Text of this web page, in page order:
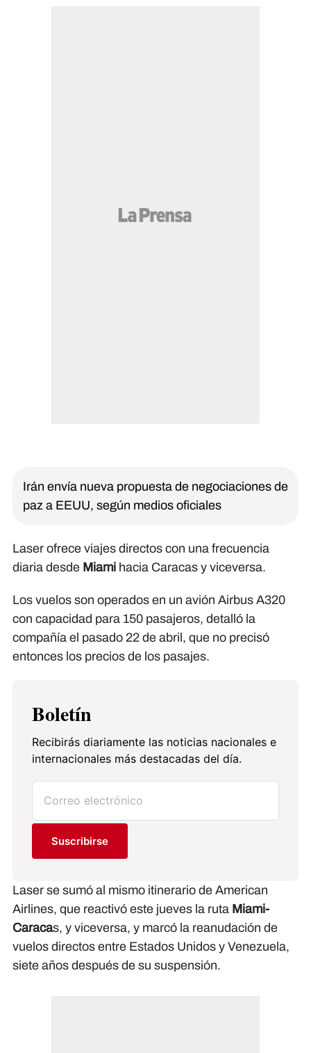
Irán envía nueva propuesta de negociaciones de
paz a EEUU, según medios oficiales
Laser ofrece viajes directos con una frecuencia
diaria desde Miami hacia Caracas y viceversa.
Los vuelos son operados en un avión Airbus A320
con capacidad para 150 pasajeros, detalló la
compañía el pasado 22 de abril, que no precisó
entonces los precios de los pasajes.
Boletín
Recibirás diariamente las noticias nacionales e
internacionales más destacadas del día.
Suscribirse
Laser se sumó al mismo itinerario de American
Airlines, que reactivó este jueves la ruta Miami-
Caracas, y viceversa, y marcó la reanudación de
vuelos directos entre Estados Unidos y Venezuela,
siete años después de su suspensión.